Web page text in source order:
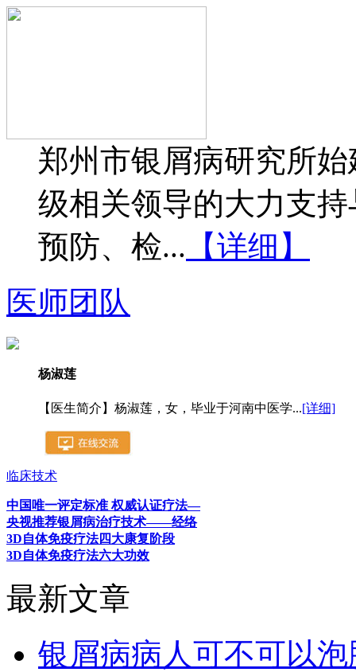
郑州市银屑病研究所
级相关领导的大力支
预防、检... 【详细】
医师团队
杨淑莲
【医生简介】杨淑莲，女，毕业于河南中医学...[详细]
临床技术
中国唯一评定标准 权威认证疗法—
央视推荐银屑病治疗技术——经络
3D自体免疫疗法四大康复阶段
3D自体免疫疗法六大功效
最新文章
银屑病病人可不可以泡